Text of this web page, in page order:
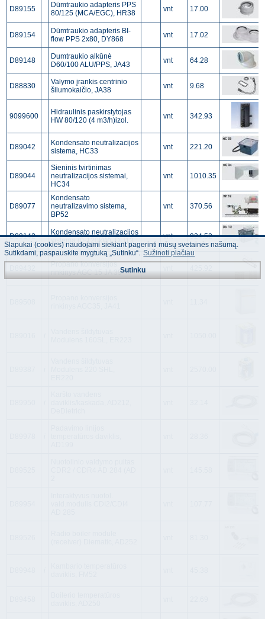
D89155
Dūmtraukio adapteris PPS
80/125 (MCA/EGC), HR38
vnt 17.00
D89154
Dūmtraukio adapteris BI-
flow PPS 2x80, DY868
vnt 17.02
D89148
Dumtraukio alkūnė
D60/100 ALU/PPS, JA43
vnt 64.28
D88830
Valymo įrankis centrinio
šilumokaičio, JA38
vnt 9.68
9099600
Hidraulinis paskirstytojas
HW 80/120 (4 m3/h)izol.
vnt 342.93
D89042
Kondensato neutralizacijos
sistema, HC33
vnt 221.20
D89044
Sieninis tvirtinimas
neutralizacijos sistemai,
HC34
vnt 1010.35
D89077
Kondensato
neutralizavimo sistema,
BP52
vnt 370.56
D89142
Kondensato neutralizacijos
sistema (0-120kW), DU13
vnt 924.52
Propano konversijos
rinkinys AGC 15 JA 39
Slapukai (cookies) naudojami siekiant pagerinti mūsų svetainės našumą.
Sutikdami, paspauskite mygtuką „Sutinku“. Sužinoti plačiau
Sutinku